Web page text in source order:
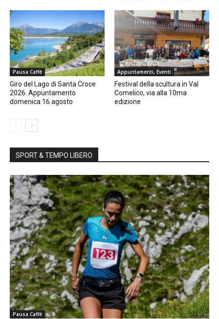
Pausa Caffè
Giro del Lago di Santa Croce
2026. Appuntamento
domenica 16 agosto
Appuntamenti, Eventi
Festival della scultura in Val
Comelico, via alla 10ma
edizione
SPORT & TEMPO LIBERO
Pausa Caffè